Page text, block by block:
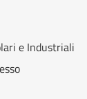
e Industriali